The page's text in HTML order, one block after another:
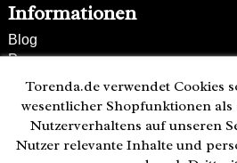
Informationen
Blog
Presse
Partner
Versand und Zahlung
Bestellung wiederrufen
Kunden-Hotline
Torenda.de verwendet Cookies
wesentlicher Shopfunktionen als
Nutzerverhaltens auf unseren
Nutzer relevante Inhalte und